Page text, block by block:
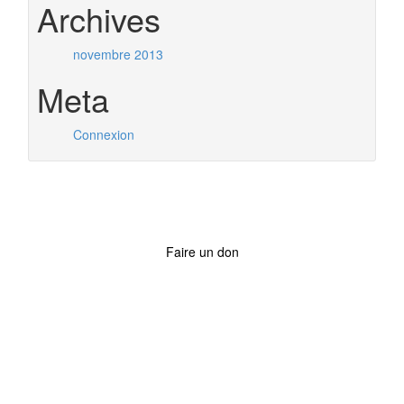
Archives
novembre 2013
Meta
Connexion
Faire un don